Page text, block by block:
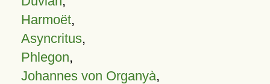
Harmoët,
Asyncritus,
Phlegon,
Johannes von Organyà,